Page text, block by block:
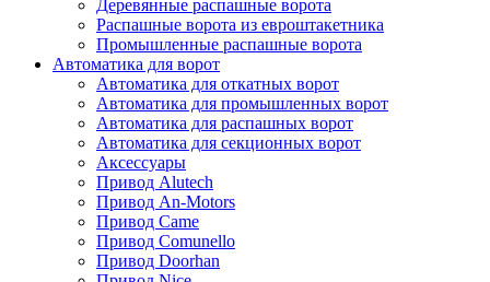
Деревянные распашные ворота
Распашные ворота из евроштакетника
Промышленные распашные ворота
Автоматика для ворот
Автоматика для откатных ворот
Автоматика для промышленных ворот
Автоматика для распашных ворот
Автоматика для секционных ворот
Аксессуары
Привод Alutech
Привод An-Motors
Привод Came
Привод Comunello
Привод Doorhan